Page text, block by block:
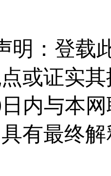
明：登载
或证实
内与本
有最终